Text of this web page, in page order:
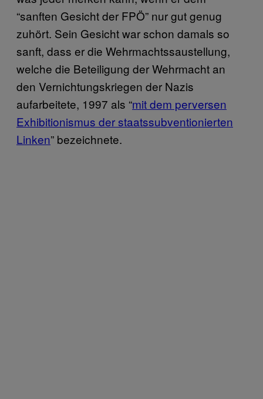
“sanften Gesicht der FPÖ” nur gut genug
zuhört. Sein Gesicht war schon damals so
sanft, dass er die Wehrmachtssaustellung,
welche die Beteiligung der Wehrmacht an
den Vernichtungskriegen der Nazis
aufarbeitete, 1997 als “mit dem perversen
Exhibitionismus der staatssubventionierten
Linken” bezeichnete.